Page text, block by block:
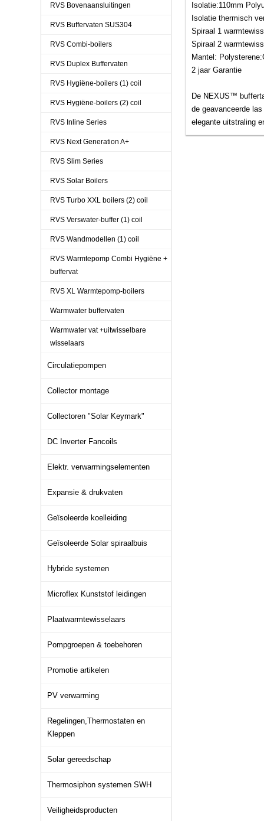
RVS Bovenaansluitingen
RVS Buffervaten SUS304
RVS Combi-boilers
RVS Duplex Buffervaten
RVS Hygiëne-boilers (1) coil
RVS Hygiëne-boilers (2) coil
RVS Inline Series
RVS Next Generation A+
RVS Slim Series
RVS Solar Boilers
RVS Turbo XXL boilers (2) coil
RVS Verswater-buffer (1) coil
RVS Wandmodellen (1) coil
RVS Warmtepomp Combi Hygiëne +
buffervat
RVS XL Warmtepomp-boilers
Warmwater buffervaten
Warmwater vat +uitwisselbare
wisselaars
Circulatiepompen
Collector montage
Collectoren "Solar Keymark"
DC Inverter Fancoils
Elektr. verwarmingselementen
Expansie & drukvaten
Geïsoleerde koelleiding
Geïsoleerde Solar spiraalbuis
Hybride systemen
Microflex Kunststof leidingen
Plaatwarmtewisselaars
Pompgroepen & toebehoren
Promotie artikelen
PV verwarming
Regelingen,Thermostaten en
Kleppen
Solar gereedschap
Thermosiphon systemen SWH
Veiligheidsproducten
Isolatie:110mm
Isolatie thermisch
Spiraal 1
Spiraal 2
Mantel:
2 jaar Garantie
De NEXUS™
de geavanceerde
elegante uitstraling